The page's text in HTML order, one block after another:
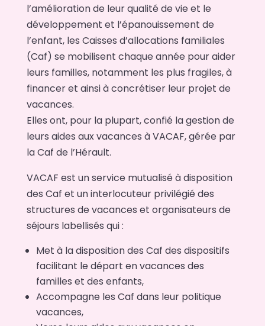
l’amélioration de leur qualité de vie et le
développement et l’épanouissement de
l’enfant, les Caisses d’allocations familiales
(Caf) se mobilisent chaque année pour aider
leurs familles, notamment les plus fragiles, à
financer et ainsi à concrétiser leur projet de
vacances.
Elles ont, pour la plupart, confié la gestion de
leurs aides aux vacances à VACAF, gérée par
la Caf de l’Hérault.
VACAF est un service mutualisé à disposition
des Caf et un interlocuteur privilégié des
structures de vacances et organisateurs de
séjours labellisés qui :
Met à la disposition des Caf des dispositifs
facilitant le départ en vacances des
familles et des enfants,
Accompagne les Caf dans leur politique
vacances,